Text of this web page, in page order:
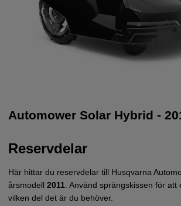
Automower Solar Hybrid -
Reservdelar
Här hittar du reservdelar till Husqvarna
årsmodell 2011. Använd sprängskissen för att
vilken del det är du behöver.